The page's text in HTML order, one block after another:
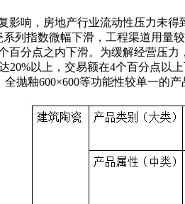
响，房地产行业流动性压力未得
列指数微幅下滑，工程渠道用量
百分点之内下滑。为缓解经营压力
20%以上，交易额在4个百分点以
全抛釉600×600等功能性较单一的